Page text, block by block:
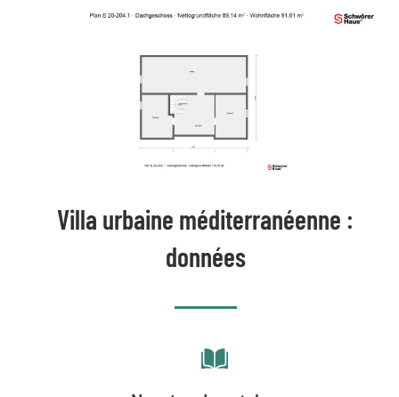
Villa urbaine méditerranéenne :
données